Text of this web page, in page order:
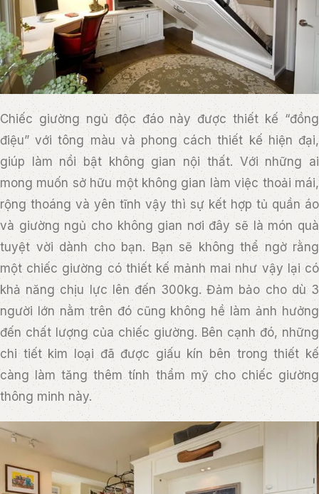
Chiếc giường ngủ độc đáo này được thiết kế “đồng
điệu” với tông màu và phong cách thiết kế hiện đại,
giúp làm nổi bật không gian nội thất. Với những ai
mong muốn sở hữu một không gian làm việc thoải mái,
rộng thoáng và yên tĩnh vậy thì sự kết hợp tủ quần áo
và giường ngủ cho không gian nơi đây sẽ là món quà
tuyệt vời dành cho bạn. Bạn sẽ không thể ngờ rằng
một chiếc giường có thiết kế mảnh mai như vậy lại có
khả năng chịu lực lên đến 300kg. Đảm bảo cho dù 3
người lớn nằm trên đó cũng không hề làm ảnh hưởng
đến chất lượng của chiếc giường. Bên cạnh đó, những
chi tiết kim loại đã được giấu kín bên trong thiết kế
càng làm tăng thêm tính thẩm mỹ cho chiếc giường
thông minh này.